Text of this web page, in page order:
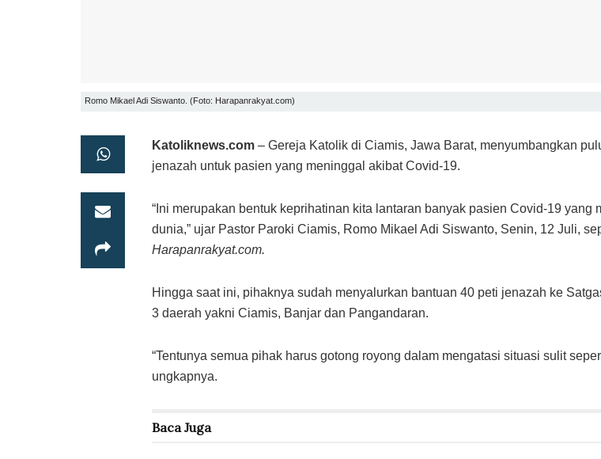
Romo Mikael Adi Siswanto. (Foto: Harapanrakyat.com)
Katoliknews.com – Gereja Katolik di Ciamis, Jawa Barat, menyumbangkan
jenazah untuk pasien yang meninggal akibat Covid-19.
“Ini merupakan bentuk keprihatinan kita lantaran banyak pasien Covid-19 yang
dunia,” ujar Pastor Paroki Ciamis, Romo Mikael Adi Siswanto, Senin, 12 Juli,
Harapanrakyat.com.
Hingga saat ini, pihaknya sudah menyalurkan bantuan 40 peti jenazah ke
3 daerah yakni Ciamis, Banjar dan Pangandaran.
“Tentunya semua pihak harus gotong royong dalam mengatasi situasi sulit
ungkapnya.
Baca Juga